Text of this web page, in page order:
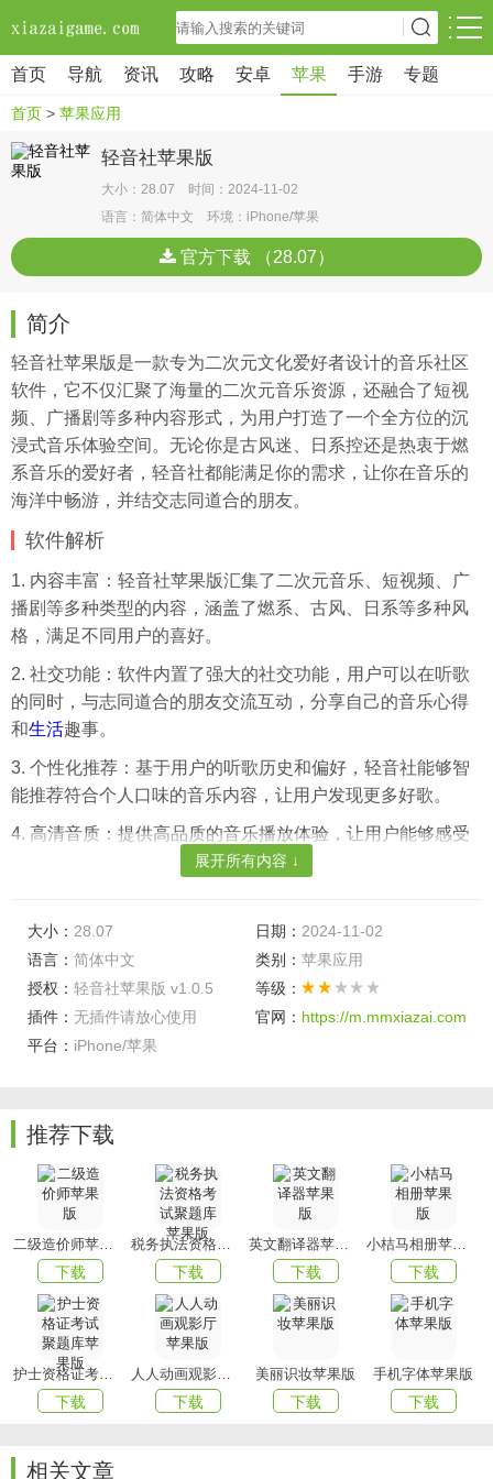
首页 导航 资讯 攻略 安卓 苹果 手游 专题
首页 > 苹果应用
轻音社苹果版
大小：28.07 时间：2024-11-02
语言：简体中文 环境：iPhone/苹果
官方下载 （28.07）
简介
轻音社苹果版是一款专为二次元文化爱好者设计的音乐社区
软件，它不仅汇聚了海量的二次元音乐资源，还融合了短视
频、广播剧等多种内容形式，为用户打造了一个全方位的沉
浸式音乐体验空间。无论你是古风迷、日系控还是热衷于燃
系音乐的爱好者，轻音社都能满足你的需求，让你在音乐的
海洋中畅游，并结交志同道合的朋友。
软件解析
1. 内容丰富：轻音社苹果版汇集了二次元音乐、短视频、广
播剧等多种类型的内容，涵盖了燃系、古风、日系等多种风
格，满足不同用户的喜好。
2. 社交功能：软件内置了强大的社交功能，用户可以在听歌
的同时，与志同道合的朋友交流互动，分享自己的音乐心得
和生活趣事。
3. 个性化推荐：基于用户的听歌历史和偏好，轻音社能够智
能推荐符合个人口味的音乐内容，让用户发现更多好歌。
4. 高清音质：提供高品质的音乐播放体验，让用户能够感受
到音乐的每一个细节，享受更加纯粹的音乐之旅。
app优化
1. 界面设计：轻音社苹果版的界面设计简洁大方，色彩搭配
和谐，符合二次元文化的审美标准，让用户在使用过程中感
到舒适愉悦。
体验。
3. 内存占用低：在保证功能丰富的前提下，轻音社尽量减少
了内存占用，让用户在不牺牲手机性能的前提下享受更多内
4. 隐私保护：软件注重用户隐私保护，对数据处理和存储有
严格的规范，确保用户信息的安全和隐私。
5. 版本更新：定期推出新版本，不断优化功能和修复bug，为
用户提供更加完善的服务体验。
软件讲解
方式搜索自己喜欢的音乐内容。
展开所有内容 ↓
大小： 28.07 日期： 2024-11-02
语言： 简体中文 类别： 苹果应用
授权： 轻音社苹果版 v1.0.5
等级：
插件： 无插件请放心使用 官网： https://m.mmxiazai.com
平台： iPhone/苹果
推荐下载
二级造价师苹果版
下载
税务执法资格考试聚题库苹果版
下载
英文翻译器苹果版
下载
小桔马相册苹果版
下载
护士资格证考试聚题库苹果版
下载
人人动画观影厅苹果版
下载
美丽识妆苹果版
下载
手机字体苹果版
下载
相关文章